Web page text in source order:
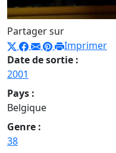
Partager sur
Imprimer
Date de sortie :
2001
Pays :
Belgique
Genre :
38